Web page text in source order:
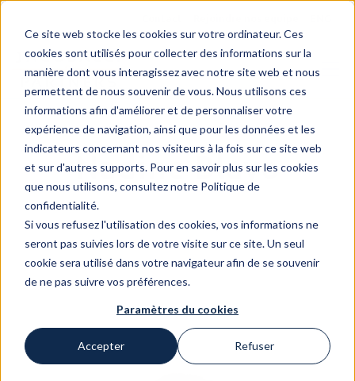
Ce site web stocke les cookies sur votre ordinateur. Ces
cookies sont utilisés pour collecter des informations sur la
manière dont vous interagissez avec notre site web et nous
permettent de nous souvenir de vous. Nous utilisons ces
informations afin d'améliorer et de personnaliser votre
expérience de navigation, ainsi que pour les données et les
indicateurs concernant nos visiteurs à la fois sur ce site web
et sur d'autres supports. Pour en savoir plus sur les cookies
que nous utilisons, consultez notre Politique de
confidentialité.
Si vous refusez l'utilisation des cookies, vos informations ne
seront pas suivies lors de votre visite sur ce site. Un seul
cookie sera utilisé dans votre navigateur afin de se souvenir
de ne pas suivre vos préférences.
Paramètres du cookies
Accepter Refuser
Nadine Blayo